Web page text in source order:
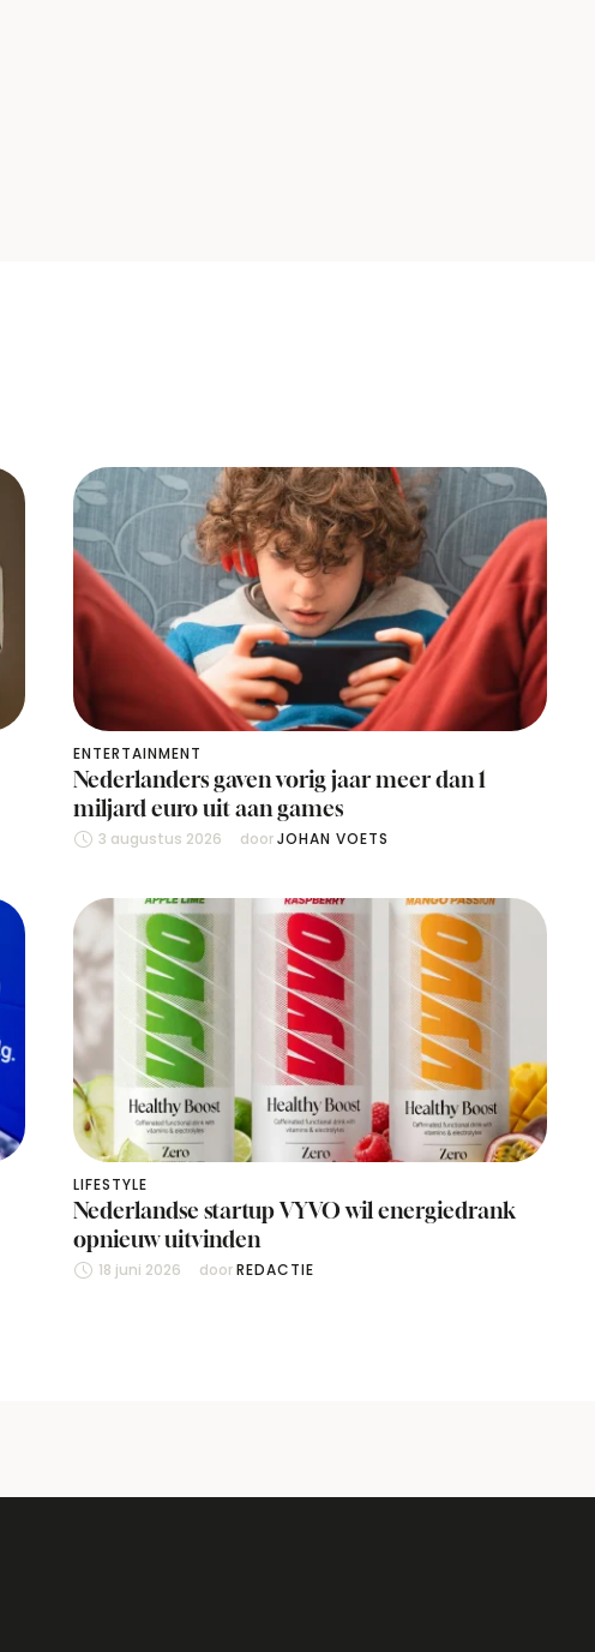
ENTERTAINMENT
Nederlanders gaven vorig jaar meer dan 1
miljard euro uit aan games
3 augustus 2026 door JOHAN VOETS
LIFESTYLE
Nederlandse startup VYVO wil energiedrank
opnieuw uitvinden
18 juni 2026 door REDACTIE